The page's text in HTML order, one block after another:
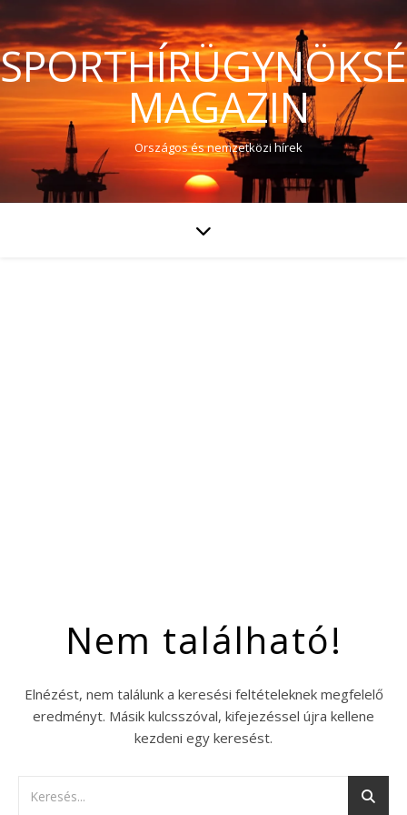
MAGAZIN
Országos és nemzetközi hírek
Nem található!
Elnézést, nem találunk a keresési feltételeknek megfelelő
eredményt. Másik kulcsszóval, kifejezéssel újra kellene
kezdeni egy keresést.